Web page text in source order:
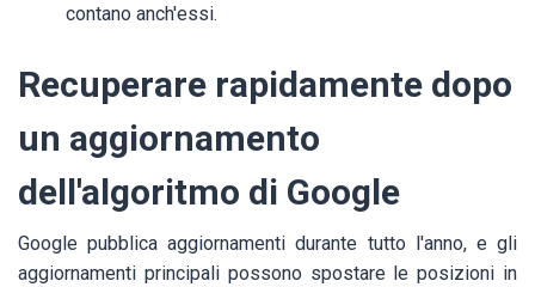
contano anch'essi.
Recuperare rapidamente dopo
un aggiornamento
dell'algoritmo di Google
Google pubblica aggiornamenti durante tutto l'anno, e gli
aggiornamenti principali possono spostare le posizioni in